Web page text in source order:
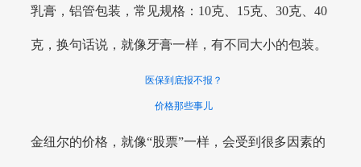
乳膏，铝管包装，常见规格：10克、15克、30克、40
克，换句话说，就像牙膏一样，有不同大小的包装。
医保到底报不报？
价格那些事儿
金纽尔的价格，就像“股票”一样，会受到很多因素的